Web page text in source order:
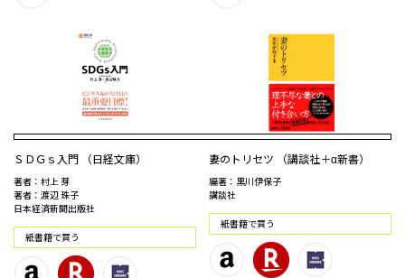
ＳＤＧｓ入門 （日経文庫）
著者：村上 芽
著者：渡辺 珠子
日本経済新聞出版社
紙書籍で買う
妻のトリセツ （講談社＋α新書）
編著：黒川伊保子
講談社
紙書籍で買う